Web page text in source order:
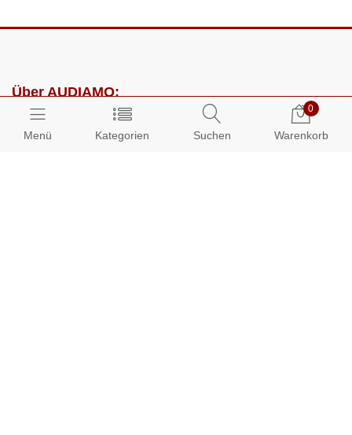
Menü Kategorien Suchen
0
Warenkorb
Über AUDIAMO:
Impressum